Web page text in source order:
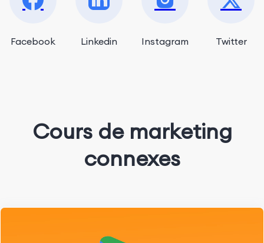
Facebook Linkedin Instagram Twitter
Cours de marketing
connexes